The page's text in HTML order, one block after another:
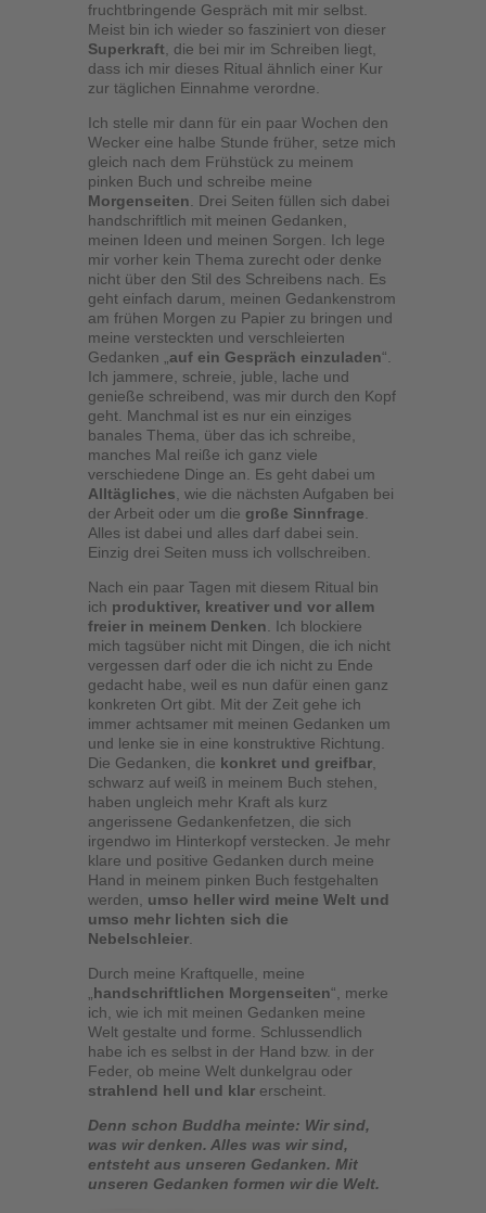
fruchtbringende Gespräch mit mir selbst.
Meist bin ich wieder so fasziniert von dieser
Superkraft , die bei mir im Schreiben liegt,
dass ich mir dieses Ritual ähnlich einer Kur
zur täglichen Einnahme verordne.
Ich stelle mir dann für ein paar Wochen den
Wecker eine halbe Stunde früher, setze mich
gleich nach dem Frühstück zu meinem
pinken Buch und schreibe meine
Morgenseiten . Drei Seiten füllen sich dabei
handschriftlich mit meinen Gedanken,
meinen Ideen und meinen Sorgen. Ich lege
mir vorher kein Thema zurecht oder denke
nicht über den Stil des Schreibens nach. Es
geht einfach darum, meinen Gedankenstrom
am frühen Morgen zu Papier zu bringen und
meine versteckten und verschleierten
Gedanken „auf ein Gespräch einzuladen“.
Ich jammere, schreie, juble, lache und
genieße schreibend, was mir durch den Kopf
geht. Manchmal ist es nur ein einziges
banales Thema, über das ich schreibe,
manches Mal reiße ich ganz viele
verschiedene Dinge an. Es geht dabei um
Alltägliches , wie die nächsten Aufgaben bei
der Arbeit oder um die große Sinnfrage
Alles ist dabei und alles darf dabei sein.
Einzig drei Seiten muss ich vollschreiben.
Nach ein paar Tagen mit diesem Ritual bin
ich produktiver, kreativer und vor allem
freier in meinem Denken . Ich blockiere
mich tagsüber nicht mit Dingen, die ich nicht
vergessen darf oder die ich nicht zu Ende
gedacht habe, weil es nun dafür einen ganz
konkreten Ort gibt. Mit der Zeit gehe ich
immer achtsamer mit meinen Gedanken um
und lenke sie in eine konstruktive Richtung.
Die Gedanken, die konkret und greifbar
schwarz auf weiß in meinem Buch stehen,
haben ungleich mehr Kraft als kurz
angerissene Gedankenfetzen, die sich
irgendwo im Hinterkopf verstecken. Je mehr
klare und positive Gedanken durch meine
Hand in meinem pinken Buch festgehalten
werden, umso heller wird meine Welt und
umso mehr lichten sich die
Nebelschleier
Durch meine Kraftquelle, meine
handschriftlichen Morgenseiten“, merke
ich, wie ich mit meinen Gedanken meine
Welt gestalte und forme. Schlussendlich
habe ich es selbst in der Hand bzw. in der
Feder, ob meine Welt dunkelgrau oder
strahlend hell und klar erscheint.
Denn schon Buddha meinte: Wir sind,
was wir denken. Alles was wir sind,
entsteht aus unseren Gedanken. Mit
unseren Gedanken formen wir die Welt.